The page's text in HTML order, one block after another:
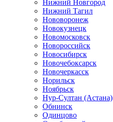
Нижний Новгород
Нижний Тагил
Нововоронеж
Новокузнецк
Новомосковск
Новороссийск
Новосибирск
Новочебоксарск
Новочеркасск
Норильск
Ноябрьск
Нур-Султан (Астана)
Обнинск
Одинцово